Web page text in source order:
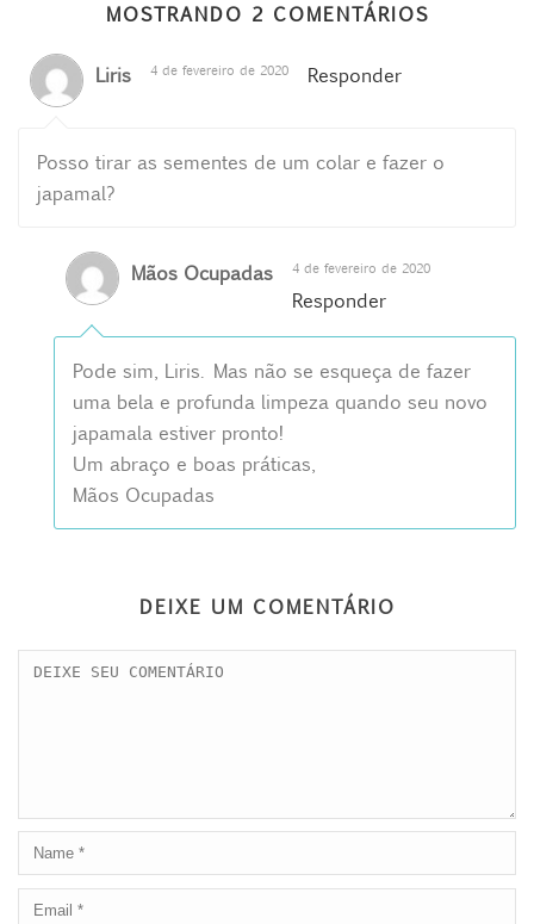
MOSTRANDO 2 COMENTÁRIOS
Liris 4 de fevereiro de 2020 Responder
Posso tirar as sementes de um colar e fazer o
japamal?
Mãos Ocupadas 4 de fevereiro de 2020
Responder
Pode sim, Liris. Mas não se esqueça de fazer
uma bela e profunda limpeza quando seu novo
japamala estiver pronto!
Um abraço e boas práticas,
Mãos Ocupadas
DEIXE UM COMENTÁRIO